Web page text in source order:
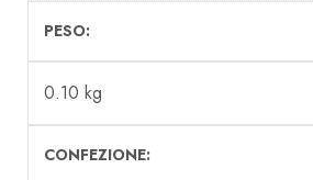
PESO
0.10 kg
CONFEZIONE